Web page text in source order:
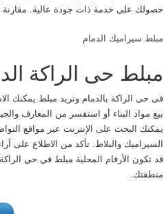
حصولك على خدمة ذات جودة عالية. مقارنة
مبلط سيراميك الدمام
مبلط حى الراكة
فى حى الراكة بالدمام وتريد مبلط يمكنك
بيع مواد البناء أو استفسر من المعارف
يمكنك البحث على الإنترنت عبر مواقع
السيراميك والبلاط. تأكد من الاطلاع على
قد تكون الأرقام المحلية مبلط في حي
منطقتك.